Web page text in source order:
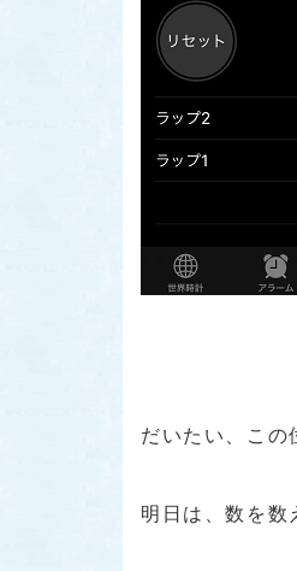
だいたい、この
明日は、数を数